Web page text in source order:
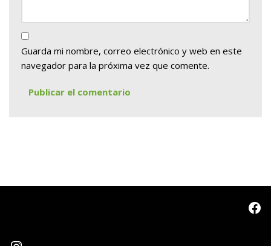
Guarda mi nombre, correo electrónico y web en este
navegador para la próxima vez que comente.